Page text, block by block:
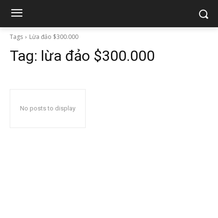
Tags Lừa đảo $300.000
Tag: lừa đảo $300.000
No posts to display